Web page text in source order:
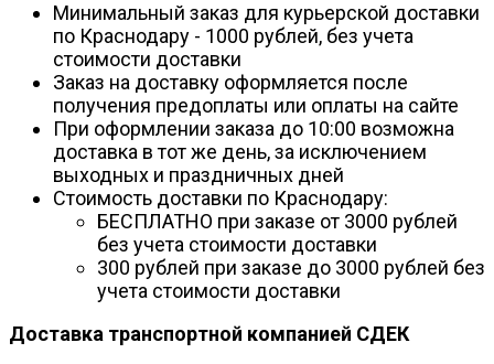
Минимальный заказ для курьерской доставки
по Краснодару - 1000 рублей, без учета
стоимости доставки
Заказ на доставку оформляется после
получения предоплаты или оплаты на сайте
При оформлении заказа до 10:00 возможна
доставка в тот же день, за исключением
выходных и праздничных дней
Стоимость доставки по Краснодару:
БЕСПЛАТНО при заказе от 3000 рублей
без учета стоимости доставки
300 рублей при заказе до 3000 рублей без
учета стоимости доставки
Доставка транспортной компанией СДЕК